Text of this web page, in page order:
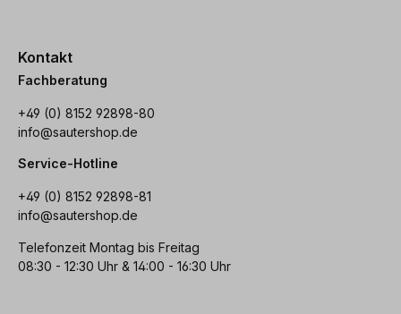
Kontakt
Fachberatung
+49 (0) 8152 92898-80
info@sautershop.de
Service-Hotline
+49 (0) 8152 92898-81
info@sautershop.de
Telefonzeit Montag bis Freitag
08:30 - 12:30 Uhr & 14:00 - 16:30 Uhr